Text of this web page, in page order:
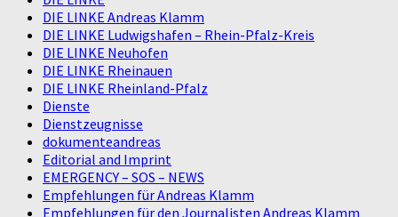
DIE LINKE Andreas Klamm
DIE LINKE Ludwigshafen – Rhein-Pfalz-Kreis
DIE LINKE Neuhofen
DIE LINKE Rheinauen
DIE LINKE Rheinland-Pfalz
Dienste
Dienstzeugnisse
dokumenteandreas
Editorial and Imprint
EMERGENCY – SOS – NEWS
Empfehlungen für Andreas Klamm
Empfehlungen für den Journalisten Andreas Klamm